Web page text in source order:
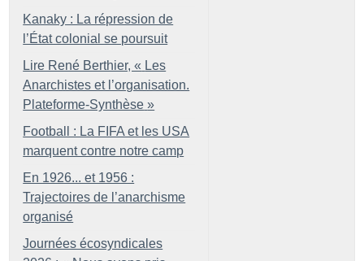
Kanaky : La répression de
l’État colonial se poursuit
Lire René Berthier, « Les
Anarchistes et l’organisation.
Plateforme-Synthèse »
Football : La FIFA et les USA
marquent contre notre camp
En 1926... et 1956 :
Trajectoires de l’anarchisme
organisé
Journées écosyndicales